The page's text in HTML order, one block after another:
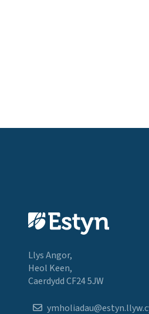
Llys Angor,
Heol Keen,
Caerdydd CF24 5JW